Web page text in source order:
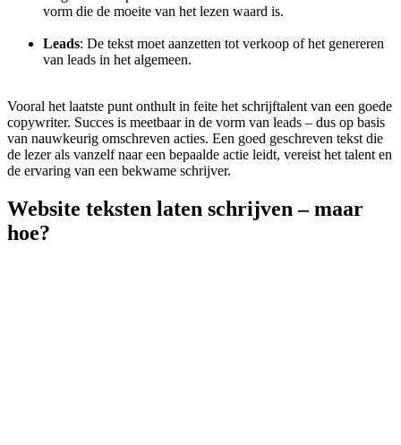
vorm die de moeite van het lezen waard is.
Leads: De tekst moet aanzetten tot verkoop of het genereren
van leads in het algemeen.
Vooral het laatste punt onthult in feite het schrijftalent van een goede
copywriter. Succes is meetbaar in de vorm van leads – dus op basis
van nauwkeurig omschreven acties. Een goed geschreven tekst die
de lezer als vanzelf naar een bepaalde actie leidt, vereist het talent en
de ervaring van een bekwame schrijver.
Website teksten laten schrijven –maar
hoe?